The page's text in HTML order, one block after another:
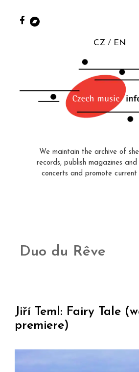
CZ EN
We maintain the archive of
records, publish magazines
concerts and promote current
Duo du Rêve
Jiří Teml: Fairy Tale
premiere)